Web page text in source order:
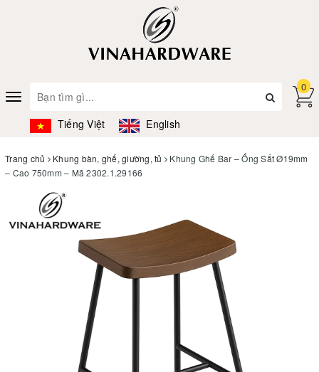
Toggle
navigation
Tiếng Việt English
0
Trang chủ Khung bàn, ghế, giường, tủ
Khung Ghế Bar – Ống Sắt Ø19mm
– Cao 750mm – Mã 2302.1.29166